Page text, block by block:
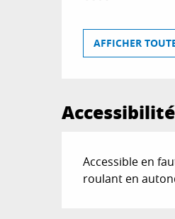
AFFICHER
Accessibilité
Accessible en
roulant en